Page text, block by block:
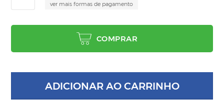
ver mais formas de pagamento
COMPRAR
ADICIONAR AO CARRINHO